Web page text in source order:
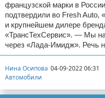
французской марки в
подтвердили во Fresh
и крупнейшем дилере
«ТрансТехСервис». — Мы
через «Лада-Имидж». Речь
Нина Осипова 04-09-2022 06:31
Автомобили